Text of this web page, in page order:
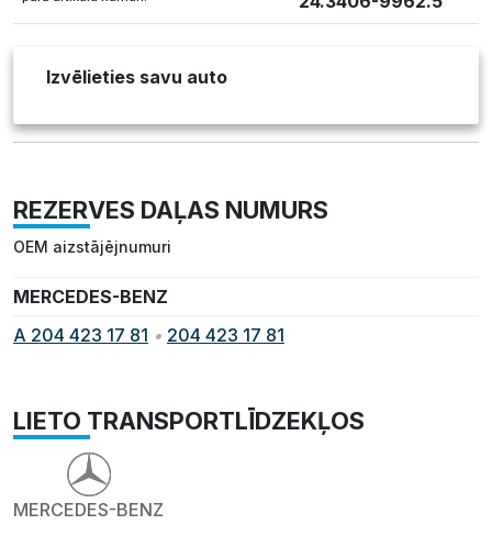
Izvēlieties savu auto
REZERVES DAĻAS NUMURS
OEM aizstājējnumuri
MERCEDES-BENZ
A 204 423 17 81 • 204 423 17 81
LIETO TRANSPORTLĪDZEKĻOS
MERCEDES-BENZ